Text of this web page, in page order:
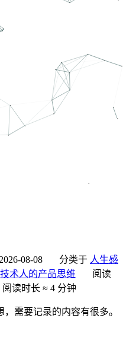
2026-08-08 分类于 人生感
技术人的产品思维
阅读
阅读时长 ≈ 4 分钟
需要记录的内容有很多。